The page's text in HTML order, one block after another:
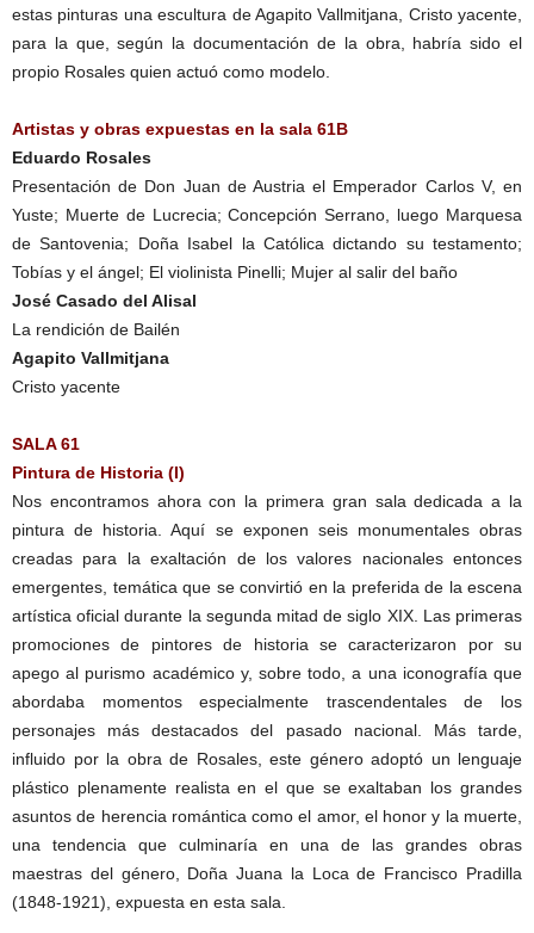
estas pinturas una escultura de Agapito Vallmitjana, Cristo yacente,
para la que, según la documentación de la obra, habría sido el
propio Rosales quien actuó como modelo.
Artistas y obras expuestas en la sala 61B
Eduardo Rosales
Presentación de Don Juan de Austria el Emperador Carlos V, en
Yuste; Muerte de Lucrecia; Concepción Serrano, luego Marquesa
de Santovenia; Doña Isabel la Católica dictando su testamento;
Tobías y el ángel; El violinista Pinelli; Mujer al salir del baño
José Casado del Alisal
La rendición de Bailén
Agapito Vallmitjana
Cristo yacente
SALA 61
Pintura de Historia (I)
Nos encontramos ahora con la primera gran sala dedicada a la
pintura de historia. Aquí se exponen seis monumentales obras
creadas para la exaltación de los valores nacionales entonces
emergentes, temática que se convirtió en la preferida de la escena
artística oficial durante la segunda mitad de siglo XIX. Las primeras
promociones de pintores de historia se caracterizaron por su
apego al purismo académico y, sobre todo, a una iconografía que
abordaba momentos especialmente trascendentales de los
personajes más destacados del pasado nacional. Más tarde,
influido por la obra de Rosales, este género adoptó un lenguaje
plástico plenamente realista en el que se exaltaban los grandes
asuntos de herencia romántica como el amor, el honor y la muerte,
una tendencia que culminaría en una de las grandes obras
maestras del género, Doña Juana la Loca de Francisco Pradilla
(1848-1921), expuesta en esta sala.